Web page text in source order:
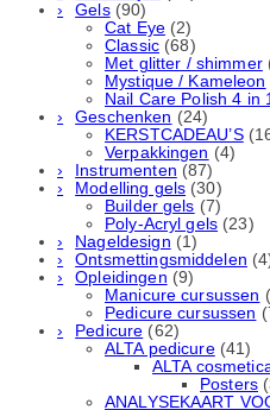
Gels (90)
Cat Eye (2)
Classic (68)
Met glitter / shimmer
Mystique / Kameleon
Nail Care Polish 4 in
Geschenken (24)
KERSTCADEAU’S
Verpakkingen (4)
Instrumenten (87)
Modelling gels (30)
Builder gels (7)
Poly-Acryl gels (23)
Nageldesign (1)
Ontsmettingsmiddelen
Opleidingen (9)
Manicure cursussen
Pedicure cursussen
Pedicure (62)
ALTA pedicure (41)
ALTA
Posters
ANALYSEKAART